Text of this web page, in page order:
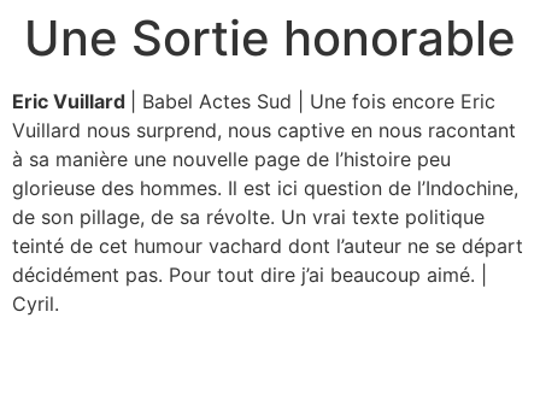
AllerUne Sortie honorable
Eric Vuillard
| Babel Actes Sud | Une fois encore Eric
Vuillard nous surprend, nous captive en nous racontant
à sa manière une nouvelle page de l’histoire peu
glorieuse des hommes. Il est ici question de l’Indochine,
de son pillage, de sa révolte. Un vrai texte politique
teinté de cet humour vachard dont l’auteur ne se départ
décidément pas. Pour tout dire j’ai beaucoup aimé. |
Cyril.